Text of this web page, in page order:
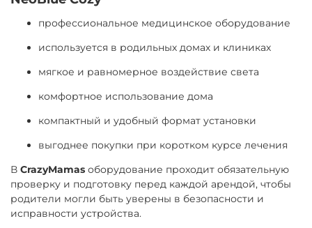
профессиональное медицинское оборудование
используется в родильных домах и клиниках
мягкое и равномерное воздействие света
комфортное использование дома
компактный и удобный формат установки
выгоднее покупки при коротком курсе лечения
В CrazyMamas оборудование проходит обязательную
проверку и подготовку перед каждой арендой, чтобы
родители могли быть уверены в безопасности и
исправности устройства.